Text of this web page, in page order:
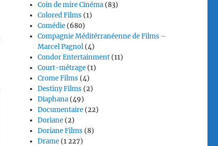
Coin de mire Cinéma (83)
Colored Films (1)
Comédie (680)
Compagnie Méditérranéenne de Films –
Marcel Pagnol (4)
Condor Entertainment (11)
Court-métrage (1)
Crome Films (4)
Destiny Films (2)
Diaphana (49)
Documentaire (22)
Doriane (2)
Doriane Films (8)
Drame (1 227)